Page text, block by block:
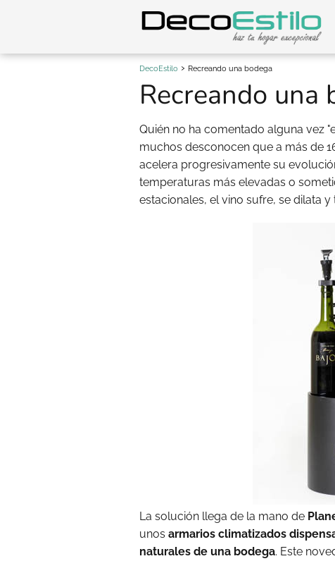
DecoEstilo Recreando una bodega
Recreando una
Quién no ha comentado alguna vez
muchos desconocen que a más de
acelera progresivamente su
temperaturas más elevadas o
estacionales, el vino sufre, se dilata
La solución llega de la mano de
unos armarios climatizados
naturales de una bodega. Este